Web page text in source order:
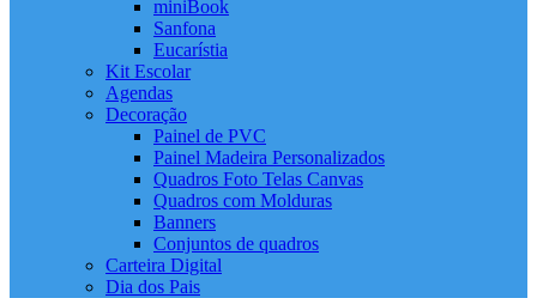
miniBook
Sanfona
Eucarístia
Kit Escolar
Agendas
Decoração
Painel de PVC
Painel Madeira Personalizados
Quadros Foto Telas Canvas
Quadros com Molduras
Banners
Conjuntos de quadros
Carteira Digital
Dia dos Pais